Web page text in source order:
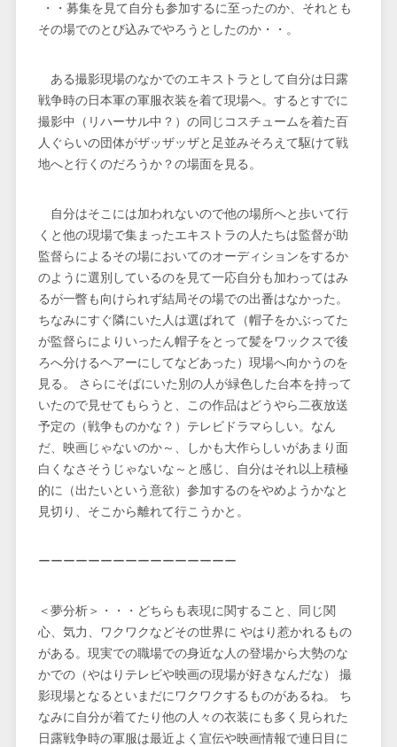
・・募集を見て自分も参加するに至ったのか、それとも
その場でのとび込みでやろうとしたのか・・。
ある撮影現場のなかでのエキストラとして自分は日露
戦争時の日本軍の軍服衣装を着て現場へ。するとすでに
撮影中（リハーサル中？）の同じコスチュームを着た百
人ぐらいの団体がザッザッザと足並みそろえて駆けて戦
地へと行くのだろうか？の場面を見る。
自分はそこには加われないので他の場所へと歩いて行
くと他の現場で集まったエキストラの人たちは監督が助
監督らによるその場においてのオーディションをするか
のように選別しているのを見て一応自分も加わってはみ
るが一瞥も向けられず結局その場での出番はなかった。
ちなみにすぐ隣にいた人は選ばれて（帽子をかぶってた
が監督らによりいったん帽子をとって髪をワックスで後
ろへ分けるヘアーにしてなどあった）現場へ向かうのを
見る。 さらにそばにいた別の人が緑色した台本を持って
いたので見せてもらうと、この作品はどうやら二夜放送
予定の（戦争ものかな？）テレビドラマらしい。なん
だ、映画じゃないのか～、しかも大作らしいがあまり面
白くなさそうじゃないな～と感じ、自分はそれ以上積極
的に（出たいという意欲）参加するのをやめようかなと
見切り、そこから離れて行こうかと。
ーーーーーーーーーーーーーーーー
＜夢分析＞・・・どちらも表現に関すること、同じ関
心、気力、ワクワクなどその世界に やはり惹かれるもの
がある。現実での職場での身近な人の登場から大勢のな
かでの（やはりテレビや映画の現場が好きなんだな） 撮
影現場となるといまだにワクワクするものがあるね。 ち
なみに自分が着てたり他の人々の衣装にも多く見られた
日露戦争時の軍服は最近よく宣伝や映画情報で連日目に